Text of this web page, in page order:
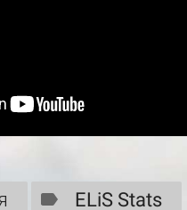
ELiS Stats